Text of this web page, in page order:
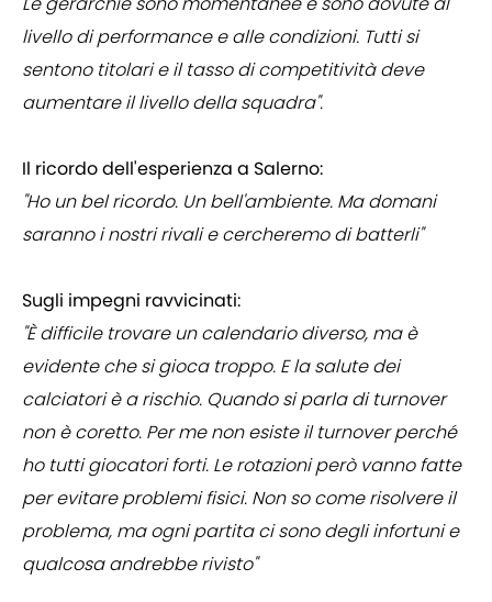
livello di performance e alle condizioni. Tutti si
sentono titolari e il tasso di competitività deve
aumentare il livello della squadra".
Il ricordo dell'esperienza a Salerno:
"Ho un bel ricordo. Un bell'ambiente. Ma domani
saranno i nostri rivali e cercheremo di batterli"
Sugli impegni ravvicinati:
"È difficile trovare un calendario diverso, ma è
evidente che si gioca troppo. E la salute dei
calciatori è a rischio. Quando si parla di turnover
non è coretto. Per me non esiste il turnover perché
ho tutti giocatori forti. Le rotazioni però vanno fatte
per evitare problemi fisici. Non so come risolvere il
problema, ma ogni partita ci sono degli infortuni e
qualcosa andrebbe rivisto"